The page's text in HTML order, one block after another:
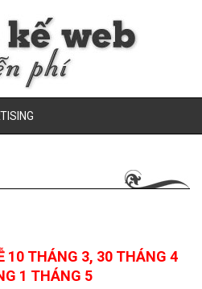
10 THÁNG 3, 30 THÁNG 4
1 THÁNG 5